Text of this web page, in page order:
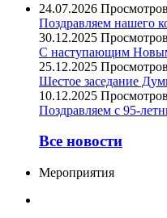
24.07.2026
Поздравляем нашего
30.12.2025
С наступающим
25.12.2025
Шестое заседание
10.12.2025
Поздравляем с 95-
Все новости
Мероприятия